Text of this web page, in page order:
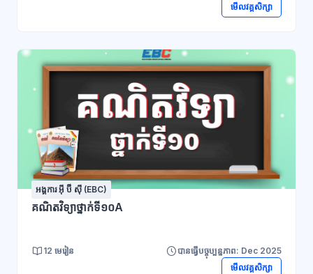
មើលវគ្គសិក្សា
អង្គការ អ៊ី ប៊ី ស៊ី (EBC)
គណិតវិទ្យាថ្នាក់ទី១០A
12 មេរៀន
បានធ្វើបច្ចុប្បន្នភាព: Dec 2025
មើលវគ្គសិក្សា